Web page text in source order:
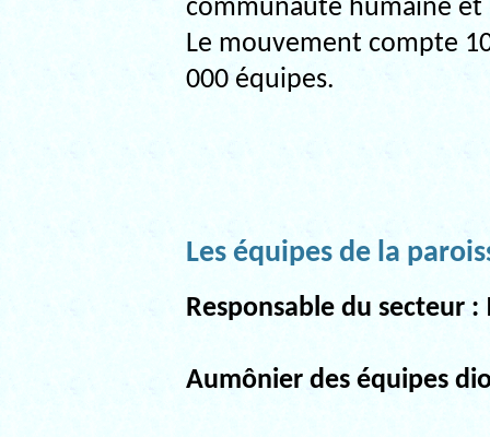
communauté humaine et
Le mouvement compte
000 équipes.
Les équipes de la
Responsable du secteur :
Aumônier des équipes